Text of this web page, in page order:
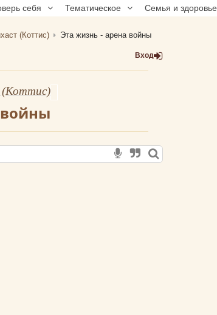
себя Тематическое Семья и здоровье
(Коттис) Эта жизнь - арена войны
Вход
(Коттис)